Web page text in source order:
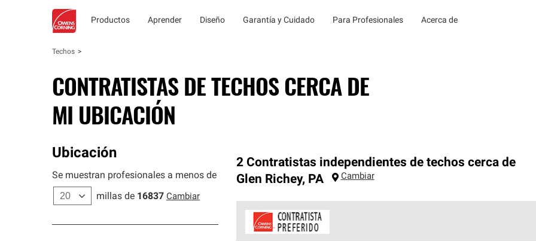
Productos Aprender Diseño Garantía y Cuidado Para Profesionales Acerca de
Techos
CONTRATISTAS DE TECHOS CERCA DE
MI UBICACIÓN
Ubicación
Se muestran profesionales a menos de
millas de 16837 Cambiar
2 Contratistas independientes de techos cerca de
Glen Richey, PA Cambiar